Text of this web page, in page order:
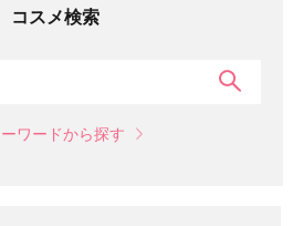
コスメ検索
ワードから探す